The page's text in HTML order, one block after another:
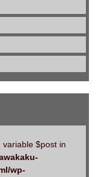
variable $post in
wp-